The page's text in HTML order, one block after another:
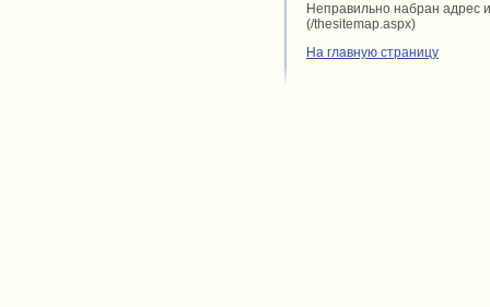
Неправильно набран адрес
(/thesitemap.aspx)
На главную страницу